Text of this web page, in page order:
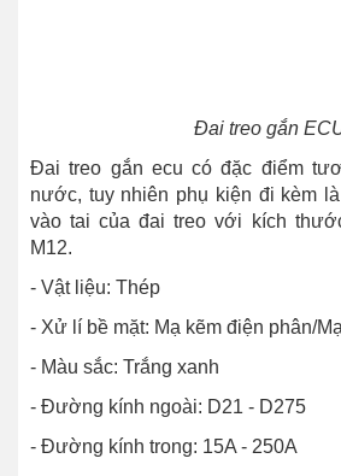
Đai treo gắn
Đai treo gắn ecu có đặc điểm
nước, tuy nhiên phụ kiện đi kèm
vào tai của đai treo với kích
M12.
- Vật liệu: Thép
- Xử lí bề mặt: Mạ kẽm điện phân/
- Màu sắc: Trắng xanh
- Đường kính ngoài: D21 - D275
- Đường kính trong: 15A - 250A